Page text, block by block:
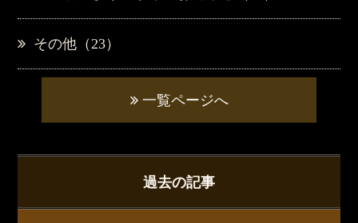
その他（23）
一覧ページへ
過去の記事